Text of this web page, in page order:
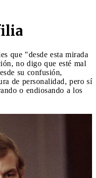
que "desde esta mirada
no digo que esté mal
su confusión,
de personalidad, pero sí
o endiosando a los